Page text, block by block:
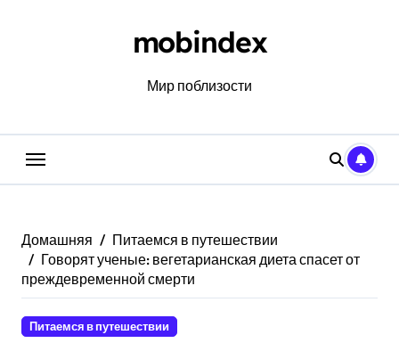
mobindex
Мир поблизости
Домашняя
Питаемся в путешествии
Говорят ученые: вегетарианская диета спасет от
преждевременной смерти
Питаемся в путешествии